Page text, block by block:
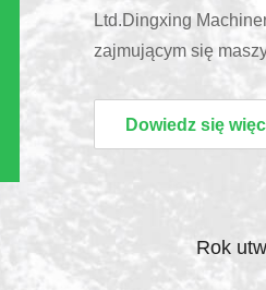
Ltd.Dingxing
zajmującym się
Dingyi została
jednogłośne uznanie
Dowiedz się
Rok